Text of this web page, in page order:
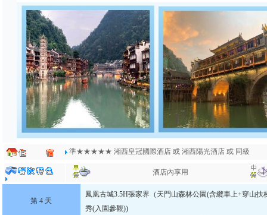
準★★★★★ 湘西皇冠國際酒店 或 湘西陽光酒店 或 同級
酒店內享用
第 4 天
鳳凰古城3.5H張家界（天門山森林公園(含纜車上+穿山
秀(入園參觀))